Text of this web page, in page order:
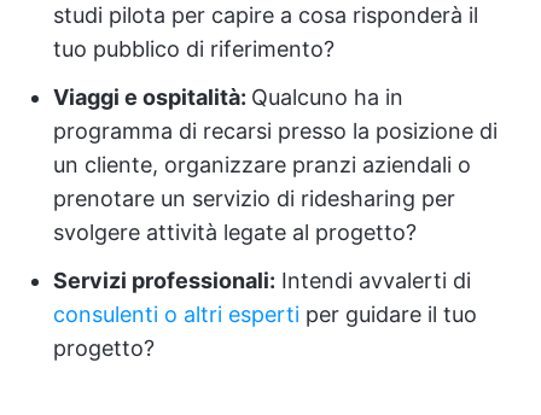
studi pilota per capire a cosa risponderà il
tuo pubblico di riferimento?
Viaggi e ospitalità: Qualcuno ha in
programma di recarsi presso la posizione di
un cliente, organizzare pranzi aziendali o
prenotare un servizio di ridesharing per
svolgere attività legate al progetto?
Servizi professionali: Intendi avvalerti di
consulenti o altri esperti per guidare il tuo
progetto?